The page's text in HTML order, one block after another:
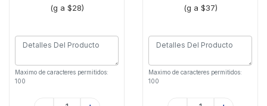
(g a $28)
Maximo de caracteres permitidos:
100
(g a $37)
Maximo de caracteres permitidos:
100